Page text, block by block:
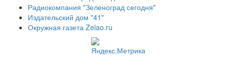
Радиокомпания "Зеленоград сегодня"
Издательский дом "41"
Окружная газета Zelao.ru